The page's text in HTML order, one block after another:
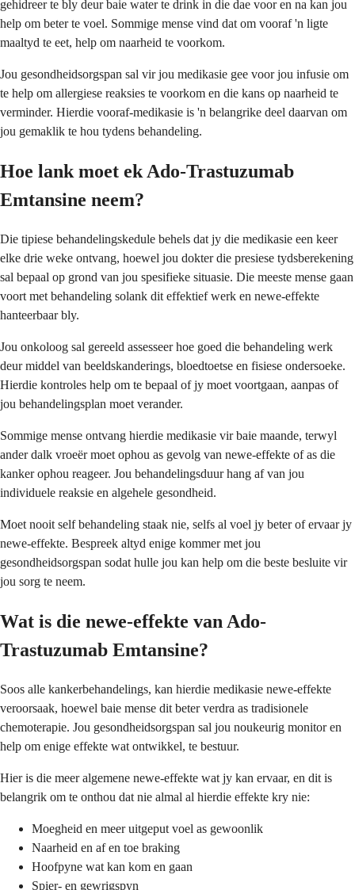
gehidreer te bly deur baie water te drink in die dae voor en na kan jou
help om beter te voel. Sommige mense vind dat om vooraf 'n ligte
maaltyd te eet, help om naarheid te voorkom.
Jou gesondheidsorgspan sal vir jou medikasie gee voor jou infusie om
te help om allergiese reaksies te voorkom en die kans op naarheid te
verminder. Hierdie vooraf-medikasie is 'n belangrike deel daarvan om
jou gemaklik te hou tydens behandeling.
Hoe lank moet ek Ado-Trastuzumab
Emtansine neem?
Die tipiese behandelingskedule behels dat jy die medikasie een keer
elke drie weke ontvang, hoewel jou dokter die presiese tydsberekening
sal bepaal op grond van jou spesifieke situasie. Die meeste mense gaan
voort met behandeling solank dit effektief werk en newe-effekte
hanteerbaar bly.
Jou onkoloog sal gereeld assesseer hoe goed die behandeling werk
deur middel van beeldskanderings, bloedtoetse en fisiese ondersoeke.
Hierdie kontroles help om te bepaal of jy moet voortgaan, aanpas of
jou behandelingsplan moet verander.
Sommige mense ontvang hierdie medikasie vir baie maande, terwyl
ander dalk vroeër moet ophou as gevolg van newe-effekte of as die
kanker ophou reageer. Jou behandelingsduur hang af van jou
individuele reaksie en algehele gesondheid.
Moet nooit self behandeling staak nie, selfs al voel jy beter of ervaar jy
newe-effekte. Bespreek altyd enige kommer met jou
gesondheidsorgspan sodat hulle jou kan help om die beste besluite vir
jou sorg te neem.
Wat is die newe-effekte van Ado-
Trastuzumab Emtansine?
Soos alle kankerbehandelings, kan hierdie medikasie newe-effekte
veroorsaak, hoewel baie mense dit beter verdra as tradisionele
chemoterapie. Jou gesondheidsorgspan sal jou noukeurig monitor en
help om enige effekte wat ontwikkel, te bestuur.
Hier is die meer algemene newe-effekte wat jy kan ervaar, en dit is
belangrik om te onthou dat nie almal al hierdie effekte kry nie:
Moegheid en meer uitgeput voel as gewoonlik
Naarheid en af en toe braking
Hoofpyne wat kan kom en gaan
Spier- en gewrigspyn